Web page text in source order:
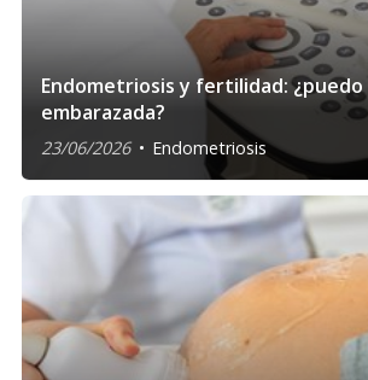
Endometriosis y fertilidad:
embarazada?
23/06/2026 Endometriosis